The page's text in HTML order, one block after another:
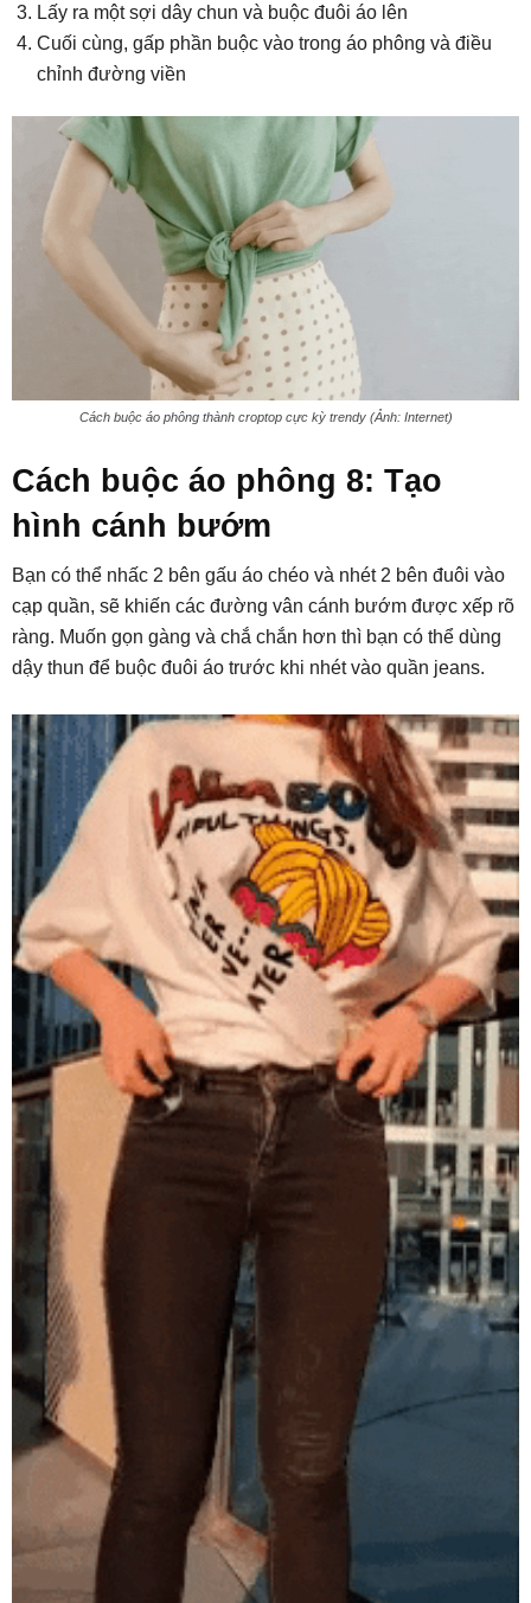
Lấy ra một sợi dây chun và buộc đuôi áo lên
Cuối cùng, gấp phần buộc vào trong áo phông và điều
chỉnh đường viền
Cách buộc áo phông thành croptop cực kỳ trendy (Ảnh: Internet)
Cách buộc áo phông 8: Tạo
hình cánh bướm
Bạn có thể nhấc 2 bên gấu áo chéo và nhét 2 bên đuôi vào
cạp quần, sẽ khiến các đường vân cánh bướm được xếp rõ
ràng. Muốn gọn gàng và chắ chắn hơn thì bạn có thể dùng
dậy thun để buộc đuôi áo trước khi nhét vào quần jeans.